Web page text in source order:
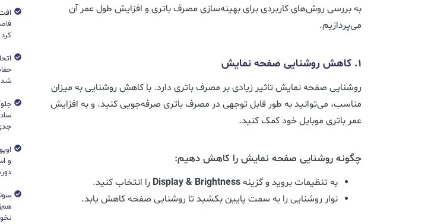
به بررسی روش‌های کاربردی برای بهینه‌سازی مصرف باتری و افزایش طول عمر آن
می‌پردازیم.
1. کاهش روشنایی صفحه نمایش
روشنایی صفحه نمایش تاثیر زیادی بر مصرف باتری دارد. با کاهش روشنایی به میزان
مناسب، می‌توانید به طور قابل توجهی در مصرف باتری صرفه‌جویی کنید. و به افزایش
عمر باتری موبایل خود کمک کنید.
چگونه روشنایی صفحه نمایش را کاهش دهیم:
به تنظیمات بروید و گزینهDisplay & Brightness را انتخاب کنید.
نوار روشنایی را به سمت پایین بکشید تا روشنایی صفحه کاهش یابد.
کرد
شد